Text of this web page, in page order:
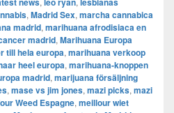
, Madrid Sex, marcha cannabica
madrid, marihuana afrodisiaca en
madrid, Marihuana Europa
till hela europa, marihuana verkoop
heel europa, marihuana-knoppen
madrid, marijuana försäljning
, mase vs jim jones, mazi picks, mazi
Weed Espagne, meillour wiet